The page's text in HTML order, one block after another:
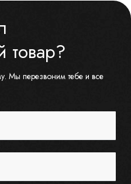
товар?
Мы перезвоним тебе и все